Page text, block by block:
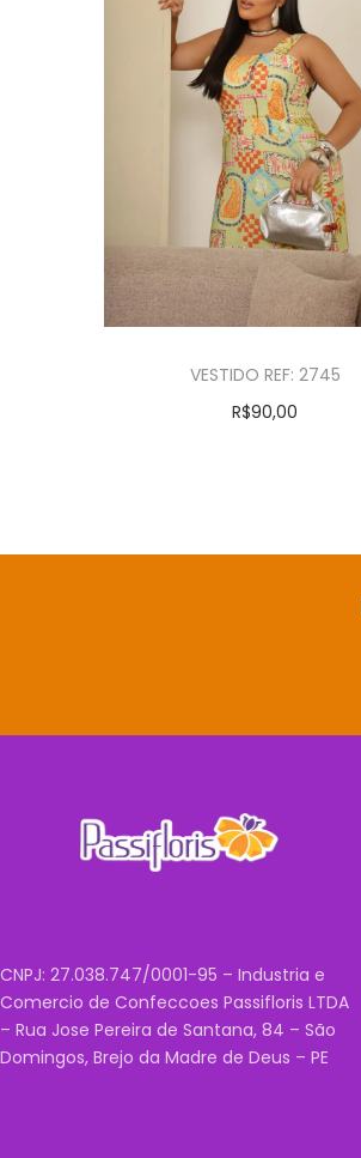
VESTIDO REF: 2745
R$90,00
CNPJ: 27.038.747/0001-95 – Industria e
Comercio de Confeccoes Passifloris LTDA
– Rua Jose Pereira de Santana, 84 – São
Domingos, Brejo da Madre de Deus – PE